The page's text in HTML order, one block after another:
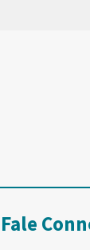
Fale